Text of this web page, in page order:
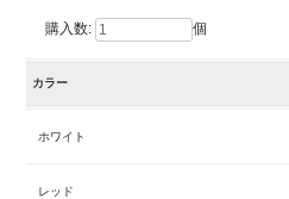
購入数: 個
カラー
ホワイト
レッド